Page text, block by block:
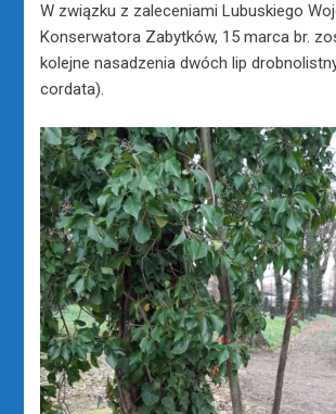
W związku z zaleceniami Lubuskiego
Konserwatora Zabytków, 15 marca br.
kolejne nasadzenia dwóch lip
cordata).